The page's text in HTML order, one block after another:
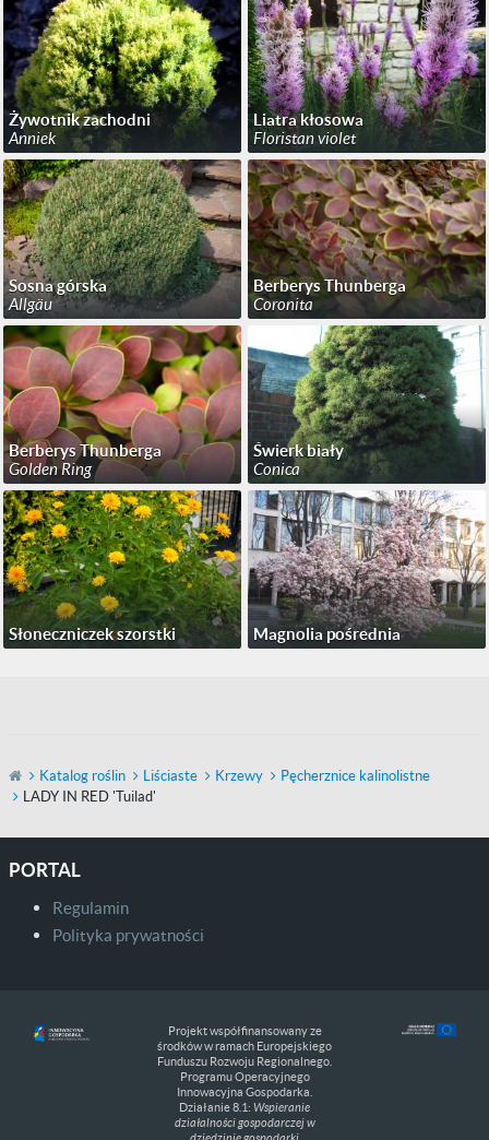
Żywotnik zachodni
Anniek
Liatra kłosowa
Floristan violet
Sosna górska
Allgäu
Berberys Thunberga
Coronita
Berberys Thunberga
Golden Ring
Świerk biały
Conica
Słoneczniczek szorstki Magnolia pośrednia
Katalog roślin Liściaste Krzewy
Pęcherznice kalinolistne
LADY IN RED 'Tuilad'
PORTAL
Regulamin
Polityka prywatności
Projekt współfinansowany ze
środków w ramach Europejskiego
Funduszu Rozwoju Regionalnego.
Programu Operacyjnego
Innowacyjna Gospodarka.
Działanie 8.1: Wspieranie
działalności gospodarczej w